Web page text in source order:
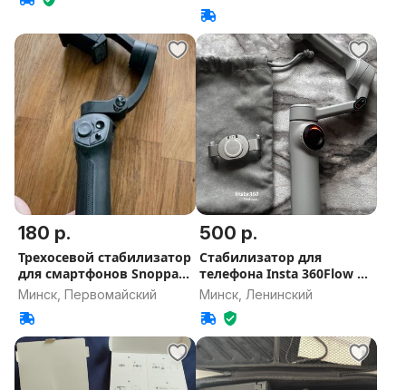
область
180 р.
Трехосевой стабилизатор
для смартфонов Snoppa
ATOM
Минск, Первомайский
500 р.
Стабилизатор для
телефона Insta 360Flow 2
Pro
Минск, Ленинский